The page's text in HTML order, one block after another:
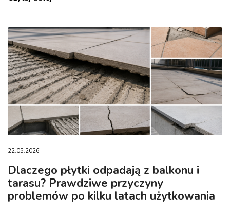
22.05.2026
Dlaczego płytki odpadają z balkonu i
tarasu? Prawdziwe przyczyny
problemów po kilku latach użytkowania